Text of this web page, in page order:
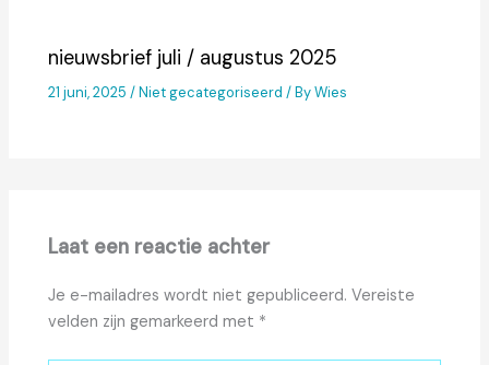
nieuwsbrief juli / augustus 2025
21 juni, 2025/Niet gecategoriseerd / ByWies
Laat een reactie achter
Je e-mailadres wordt niet gepubliceerd. Vereiste
velden zijn gemarkeerd met *